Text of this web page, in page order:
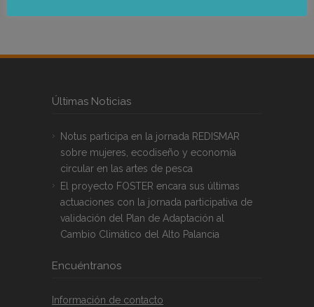
Últimas Noticias
Notus participa en la jornada REDISMAR
sobre mujeres, ecodiseño y economía
circular en las artes de pesca
El proyecto FOSTER encara sus últimas
actuaciones con la jornada participativa de
validación del Plan de Adaptación al
Cambio Climático del Alto Palancia
Encuéntranos
Información de contacto